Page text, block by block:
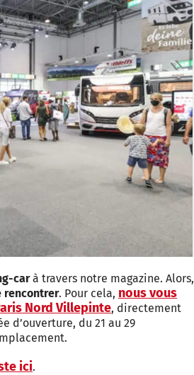
carà travers notre magazine. Alors,
rencontrer. Pour cela, nous vous
Nord Villepinte, directement
d’ouverture, du 21 au 29
ici.